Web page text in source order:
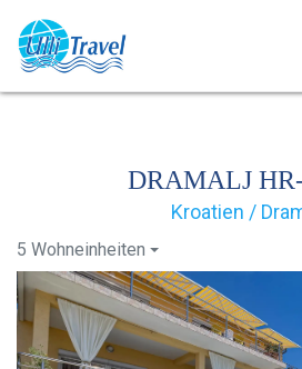
DRAMALJ
Kroatien /
5 Wohneinheiten